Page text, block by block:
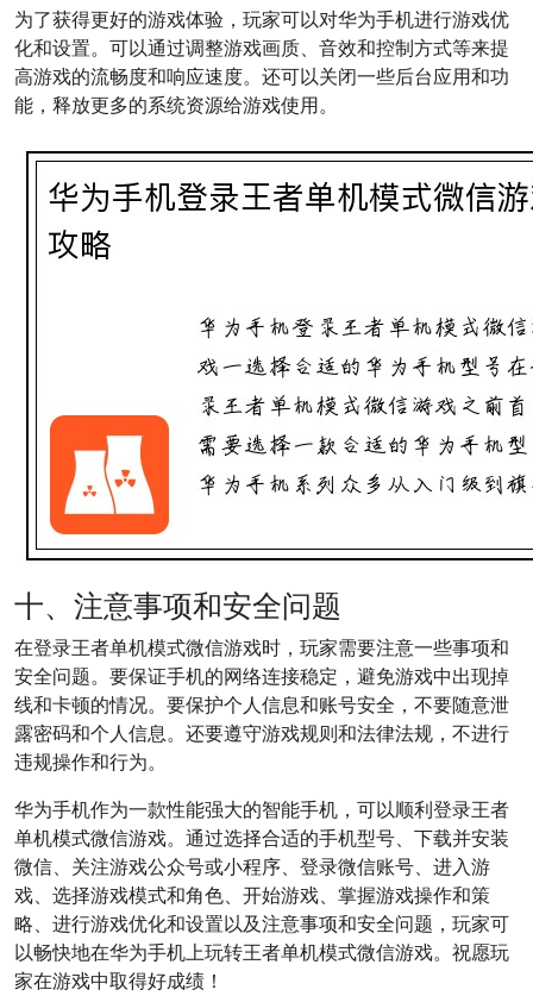
为了获得更好的游戏体验，玩家可以对华为手机进行游戏优
化和设置。可以通过调整游戏画质、音效和控制方式等来提
高游戏的流畅度和响应速度。还可以关闭一些后台应用和功
能，释放更多的系统资源给游戏使用。
十、注意事项和安全问题
在登录王者单机模式微信游戏时，玩家需要注意一些事项和
安全问题。要保证手机的网络连接稳定，避免游戏中出现掉
线和卡顿的情况。要保护个人信息和账号安全，不要随意泄
露密码和个人信息。还要遵守游戏规则和法律法规，不进行
违规操作和行为。
华为手机作为一款性能强大的智能手机，可以顺利登录王者
单机模式微信游戏。通过选择合适的手机型号、下载并安装
微信、关注游戏公众号或小程序、登录微信账号、进入游
戏、选择游戏模式和角色、开始游戏、掌握游戏操作和策
略、进行游戏优化和设置以及注意事项和安全问题，玩家可
以畅快地在华为手机上玩转王者单机模式微信游戏。祝愿玩
家在游戏中取得好成绩！